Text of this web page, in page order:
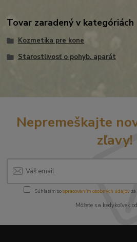
Tovar zaradený v kategóriách
Kozmetika pre kone
Starostlivosť o pohyb. aparát
Nepremeškajte
zľavy!
Súhlasím sospracovaním osobných údajov
Môžete sa kedykoľvek